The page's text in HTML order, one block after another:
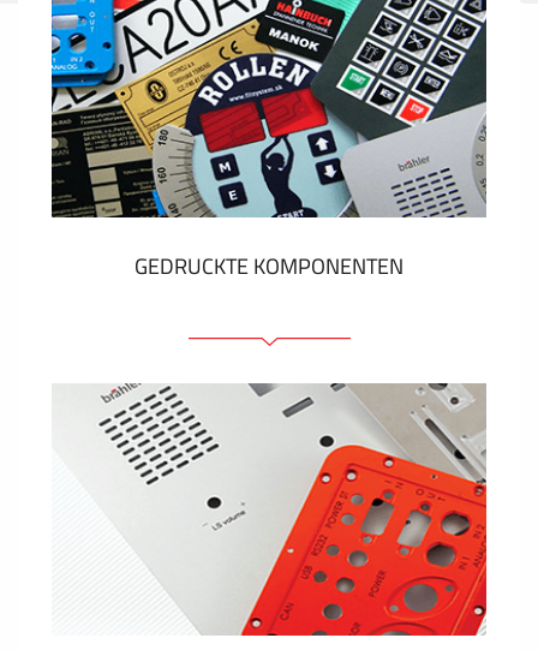
GEDRUCKTE KOMPONENTEN
Folienschilder
Folientastaturen
Metallschilder
Aufkleber und Etiketten
Kunststoff-Etiketten und Tags
ZEIGEN MEHR